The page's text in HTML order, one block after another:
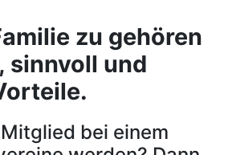
zu gehören
sinnvoll und
bei einem